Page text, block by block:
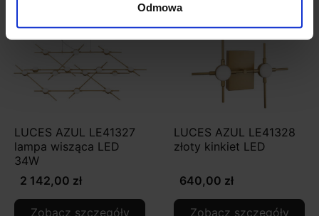
Odmowa
LUCES AZUL LE41327
lampa wisząca LED
34W
2 142,00 zł
Zobacz szczegóły
LUCES AZUL LE41328
złoty kinkiet LED
640,00 zł
Zobacz szczegóły